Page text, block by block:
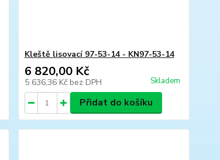
Kleště lisovací 97-53-14 - KN97-53-14
6 820,00 Kč
5 636,36 Kč bez DPH Skladem
Přidat do košíku